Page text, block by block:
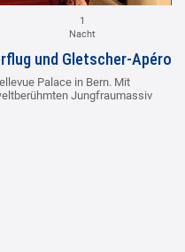
1
Nacht
und Gletscher-Apéro
Palace in Bern. Mit
Jungfraumassiv